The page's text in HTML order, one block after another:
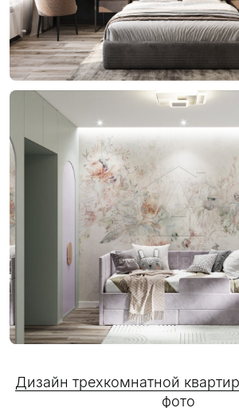
Дизайн трехкомнатной
фото